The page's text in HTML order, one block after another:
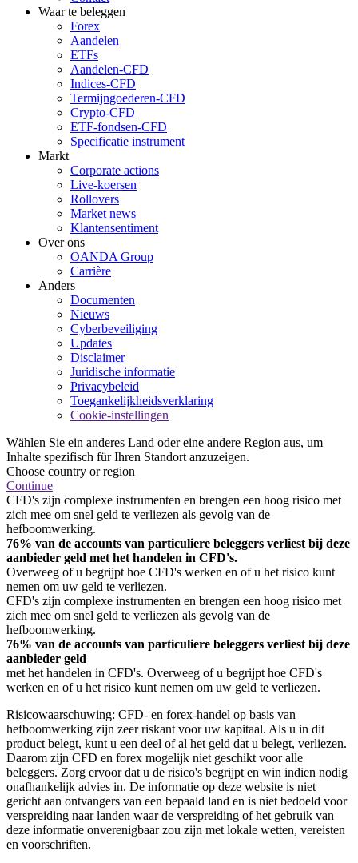
Waar te beleggen
Forex
Aandelen
ETFs
Aandelen-CFD
Indices-CFD
Termijngoederen-CFD
Crypto-CFD
ETF-fondsen-CFD
Specificatie instrument
Markt
Corporate actions
Live-koersen
Rollovers
Market news
Klantensentiment
Over ons
OANDA Group
Carrière
Anders
Documenten
Nieuws
Cyberbeveiliging
Updates
Disclaimer
Juridische informatie
Privacybeleid
Toegankelijkheidsverklaring
Cookie-instellingen
Wählen Sie ein anderes Land oder eine andere Region aus, um
Inhalte spezifisch für Ihren Standort anzuzeigen.
Choose country or region
Continue
CFD's zijn complexe instrumenten en brengen een hoog risico met
zich mee om snel geld te verliezen als gevolg van de
hefboomwerking.
76% van de accounts van particuliere beleggers verliest bij deze
aanbieder geld met het handelen in CFD's.
Overweeg of u begrijpt hoe CFD's werken en of u het risico kunt
nemen om uw geld te verliezen.
CFD's zijn complexe instrumenten en brengen een hoog risico met
zich mee om snel geld te verliezen als gevolg van de
hefboomwerking.
76% van de accounts van particuliere beleggers verliest bij deze
aanbieder geld
met het handelen in CFD's. Overweeg of u begrijpt hoe CFD's
werken en of u het risico kunt nemen om uw geld te verliezen.
Risicowaarschuwing: CFD- en forex-handel op basis van
hefboomwerking zijn zeer riskant voor uw kapitaal. Als u in dit
product belegt, kunt u een deel of al het geld dat u belegt, verliezen.
Daarom zijn CFD en forex mogelijk niet geschikt voor alle
beleggers. Zorg ervoor dat u de risico's begrijpt en win indien nodig
onafhankelijk advies in. De informatie op deze website is niet
gericht aan ontvangers van een bepaald land en is niet bedoeld voor
verspreiding naar landen waar de verspreiding of het gebruik van
deze informatie onverenigbaar zou zijn met lokale wetten, vereisten
en voorschriften.